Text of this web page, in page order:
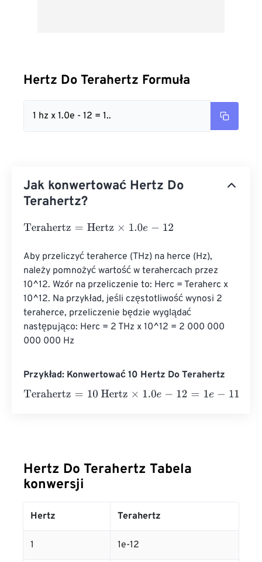
Hertz Do Terahertz Formuła
1 hz x 1.0e - 12 = 1..
Jak konwertować Hertz Do
Terahertz?
Terahertz=Hertz×1.0e -12
Aby przeliczyć teraherce (THz) na herce (Hz),
należy pomnożyć wartość w terahercach przez
10^12. Wzór na przeliczenie to: Herc = Teraherc x
10^12. Na przykład, jeśli częstotliwość wynosi 2
teraherce, przeliczenie będzie wyglądać
następująco: Herc = 2 THz x 10^12 = 2 000 000
000 000 Hz
Przykład: Konwertować 10 Hertz Do Terahertz
Terahertz=10 Hertz×1.0e 12 =1e-11 Terahertz
Hertz Do Terahertz Tabela
konwersji
Hertz Terahertz
1 1e-12